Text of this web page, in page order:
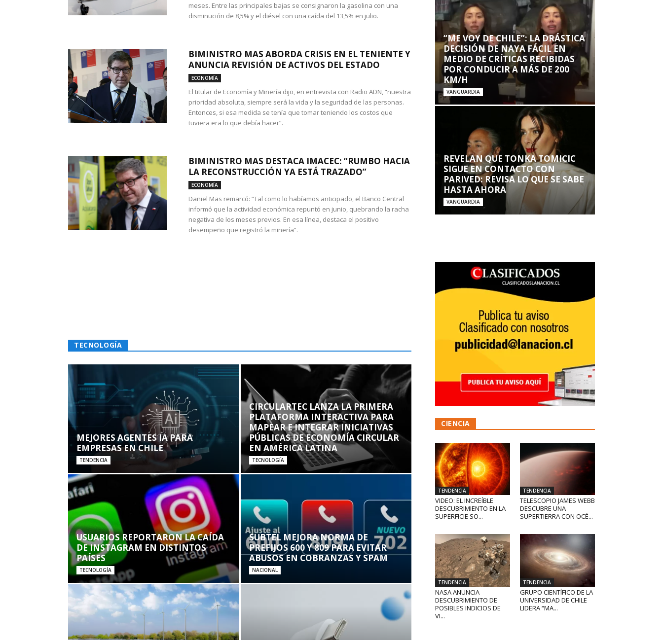
meses. Entre las principales bajas se consignaron la gasolina con una
disminución de 8,5% y el diésel con una caída del 13,5% en julio.
BIMINISTRO MAS ABORDA CRISIS EN EL TENIENTE Y
ANUNCIA REVISIÓN DE ACTIVOS DEL ESTADO
ECONOMÍA
El titular de Economía y Minería dijo, en entrevista con Radio ADN, “nuestra
prioridad absoluta, siempre será la vida y la seguridad de las personas.
Entonces, si esa medida se tenía que tomar teniendo los costos que
tuviera era lo que debía hacer”.
BIMINISTRO MAS DESTACA IMACEC: “RUMBO HACIA
LA RECONSTRUCCIÓN YA ESTÁ TRAZADO”
ECONOMÍA
Daniel Mas remarcó: “Tal como lo habíamos anticipado, el Banco Central
informó que la actividad económica repuntó en junio, quebrando la racha
negativa de los meses previos. En esa línea, destaca el positivo
desempeño que registró la minería”.
TECNOLOGÍA
MEJORES AGENTES IA PARA
EMPRESAS EN CHILE
TENDENCIA
CIRCULARTEC LANZA LA PRIMERA
PLATAFORMA INTERACTIVA PARA
MAPEAR E INTEGRAR INICIATIVAS
PÚBLICAS DE ECONOMÍA CIRCULAR
EN AMÉRICA LATINA
TECNOLOGÍA
USUARIOS REPORTARON LA CAÍDA
DE INSTAGRAM EN DISTINTOS
PAÍSES
TECNOLOGÍA
SUBTEL MEJORA NORMA DE
PREFIJOS 600 Y 809 PARA EVITAR
ABUSOS EN COBRANZAS Y SPAM
NACIONAL
“ME VOY DE CHILE”: LA DRÁSTICA
DECISIÓN DE NAYA FÁCIL EN
MEDIO DE CRÍTICAS RECIBIDAS
POR CONDUCIR A MÁS DE 200
KM/H
VANGUARDIA
REVELAN QUE TONKA TOMICIC
SIGUE EN CONTACTO CON
PARIVED: REVISA LO QUE SE SABE
HASTA AHORA
VANGUARDIA
CIENCIA
TENDENCIA
VIDEO: EL INCREÍBLE
DESCUBRIMIENTO EN LA
SUPERFICIE SO...
TENDENCIA
TELESCOPIO JAMES WEBB
DESCUBRE UNA
SUPERTIERRA CON OCÉ...
TENDENCIA
NASA ANUNCIA
DESCUBRIMIENTO DE
POSIBLES INDICIOS DE
VI...
TENDENCIA
GRUPO CIENTÍFICO DE LA
UNIVERSIDAD DE CHILE
LIDERA “MA...